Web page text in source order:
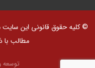
© کلیه حقوق قانونی این سایت
مطالب با
توسعه